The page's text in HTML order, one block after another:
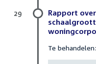
Rapport
Te behandelen:
29